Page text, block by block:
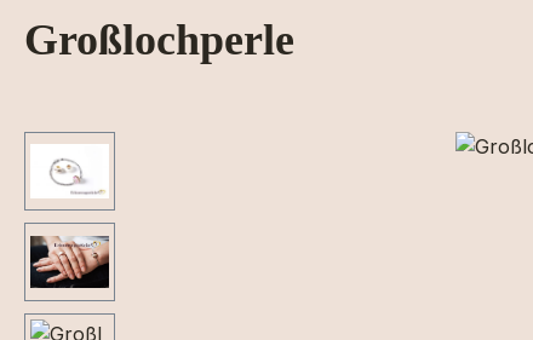
Großlochperle
Bildergalerie überspringen